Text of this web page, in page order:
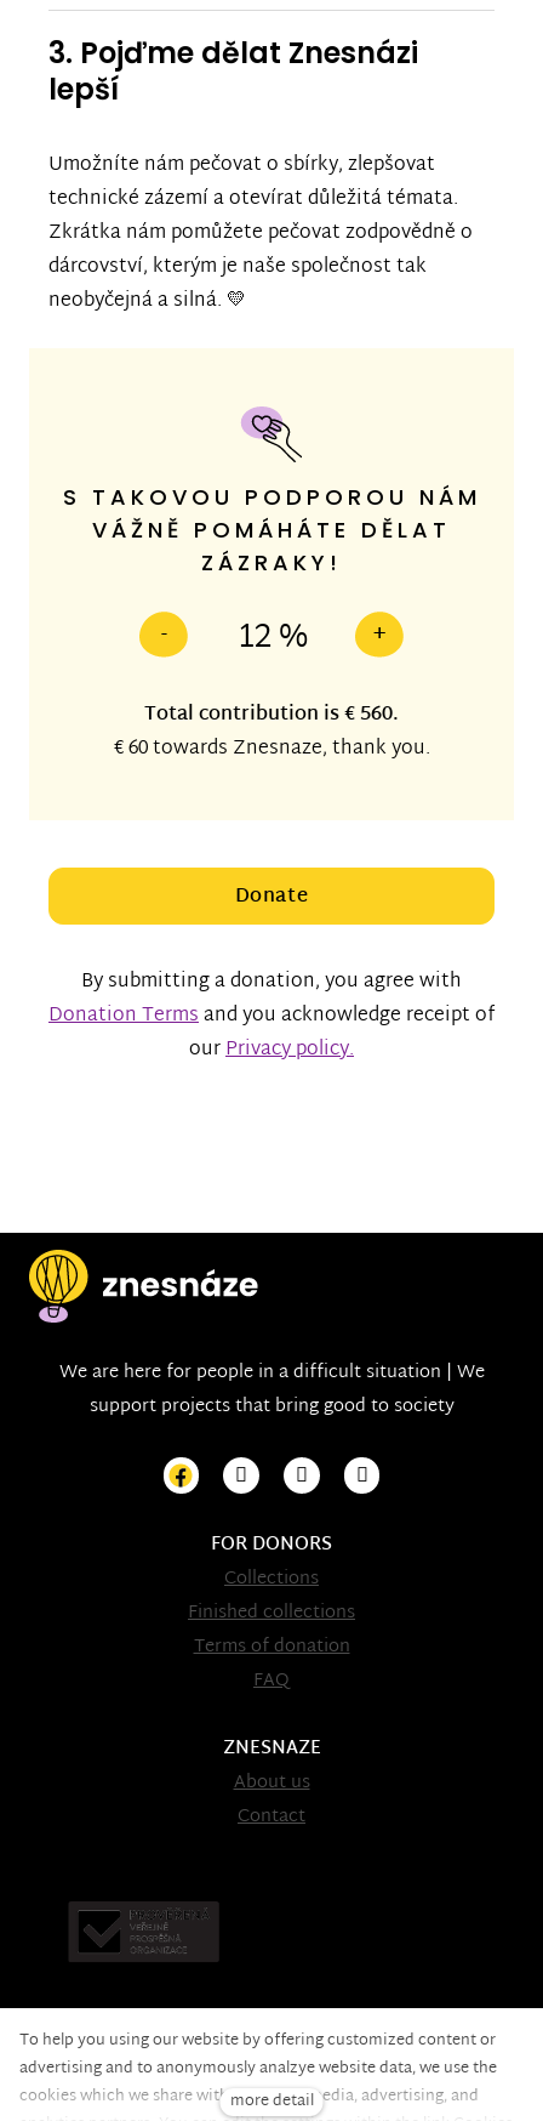
3. Pojďme dělat Znesnázi
lepší
Umožníte nám pečovat o sbírky, zlepšovat
technické zázemí a otevírat důležitá témata.
Zkrátka nám pomůžete pečovat zodpovědně o
dárcovství, kterým je naše společnost tak
neobyčejná a silná. 💛
S TAKOVOU PODPOROU NÁM
VÁŽNĚ POMÁHÁTE DĚLAT
ZÁZRAKY!
- +
12 %
Total contribution is€ 560.
€ 60towards Znesnaze, thank you.
Donate
By submitting a donation, you agree with
Donation Termsand you acknowledge receipt of
ourPrivacy policy.
We are here for people in a difficult situation | We
support projects that bring good to society
FOR DONORS
Collections
Finished collections
Terms of donation
FAQ
ZNESNAZE
About us
Contact
To help you using our website by offering customized content or
advertising and to anonymously analzye website data, we use the
cookies which we share with our social media, advertising, and
more detail